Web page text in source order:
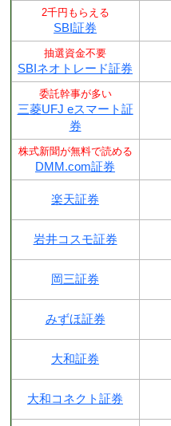
2千円もらえる
SBI証券
抽選資金不要
SBIネオトレード証券
委託幹事が多い
三菱UFJ eスマート証
券
株式新聞が無料で読める
DMM.com証券
楽天証券
岩井コスモ証券
岡三証券
みずほ証券
大和証券
大和コネクト証券